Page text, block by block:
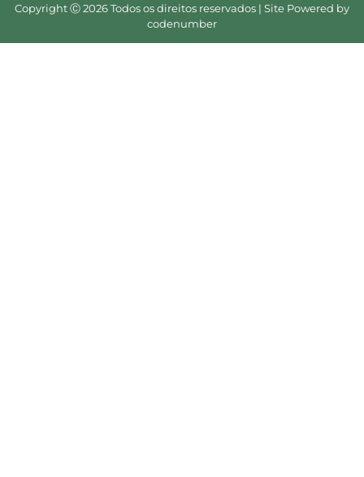
Copyright Ⓒ 2026 Todos os direitos reservados | Site Powered by
codenumber